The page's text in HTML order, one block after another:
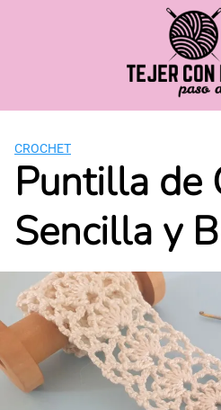
CROCHET
Puntilla de
Sencilla y